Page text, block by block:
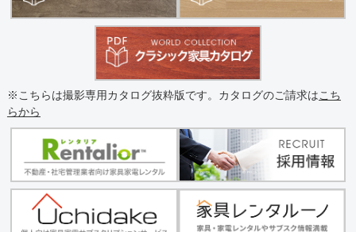
※こちらは撮影専用カタログ抜粋版です。カタログのご請求はこち
らから